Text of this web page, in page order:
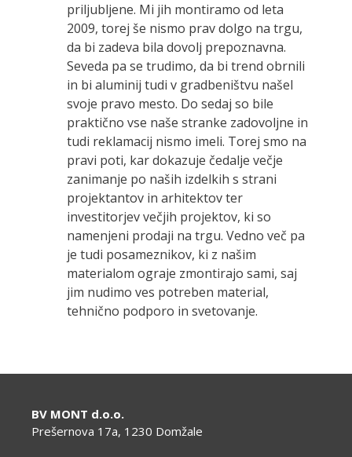
priljubljene. Mi jih montiramo od leta
2009, torej še nismo prav dolgo na trgu,
da bi zadeva bila dovolj prepoznavna.
Seveda pa se trudimo, da bi trend obrnili
in bi aluminij tudi v gradbeništvu našel
svoje pravo mesto. Do sedaj so bile
praktično vse naše stranke zadovoljne in
tudi reklamacij nismo imeli. Torej smo na
pravi poti, kar dokazuje čedalje večje
zanimanje po naših izdelkih s strani
projektantov in arhitektov ter
investitorjev večjih projektov, ki so
namenjeni prodaji na trgu. Vedno več pa
je tudi posameznikov, ki z našim
materialom ograje zmontirajo sami, saj
jim nudimo ves potreben material,
tehnično podporo in svetovanje.
BV MONT d.o.o.
Prešernova 17a, 1230 Domžale